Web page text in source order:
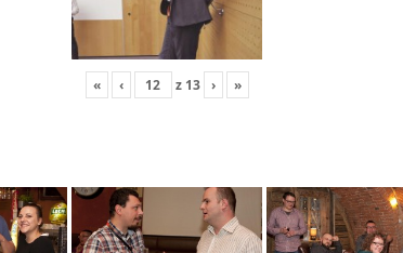
« ‹ z 13 › »